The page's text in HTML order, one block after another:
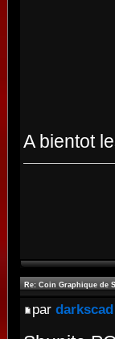
A bientot
Re: Coin Graphique de
par darkscad